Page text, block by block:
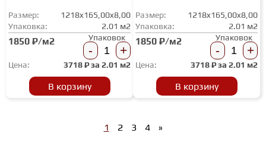
Размер:
1218x165,00x8,00
Упаковка:
2.01 м2
1850 ₽/м2 Упаковок
- +
Цена: 3718₽ за 2.01 м2
В корзину
Размер:
1218x165,00x8,00
Упаковка:
2.01 м2
1850 ₽/м2 Упаковок
- +
Цена: 3718₽ за 2.01 м2
В корзину
1 2 3 4 »